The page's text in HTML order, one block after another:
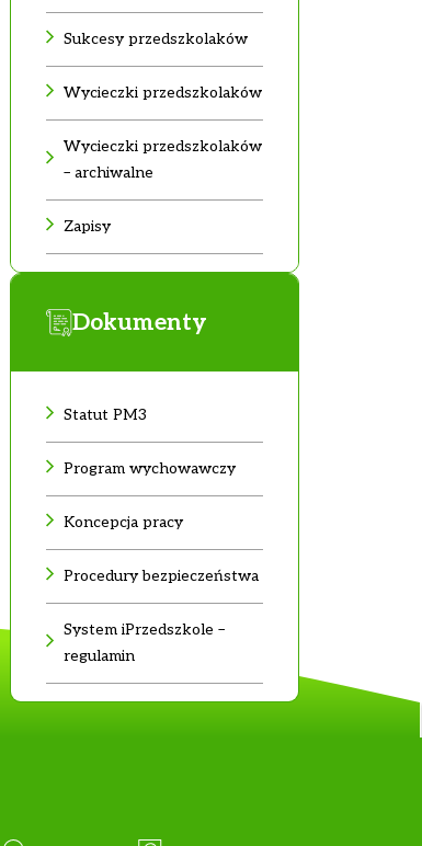
Sukcesy przedszkolaków
Wycieczki przedszkolaków
Wycieczki przedszkolaków
– archiwalne
Zapisy
Dokumenty
Statut PM3
Program wychowawczy
Koncepcja pracy
Procedury bezpieczeństwa
System iPrzedszkole –
regulamin